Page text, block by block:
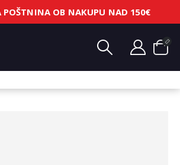
POŠTNINA OB NAKUPU NAD 150€